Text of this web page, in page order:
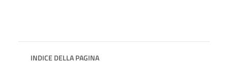
INDICE DELLA PAGINA